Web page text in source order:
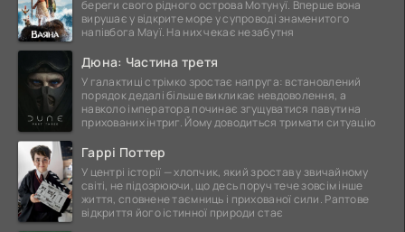
береги свого рідного острова Мотунуї. Вперше вона
вирушає у відкрите море у супроводі знаменитого
напівбога Мауї. На них чекає незабутня
Дюна: Частина третя
У галактиці стрімко зростає напруга: встановлений
порядок дедалі більше викликає невдоволення, а
навколо імператора починає згущуватися павутина
прихованих інтриг. Йому доводиться тримати ситуацію
Гаррі Поттер
У центрі історії — хлопчик, який зростав у звичайному
світі, не підозрюючи, що десь поруч тече зовсім інше
життя, сповнене таємниць і прихованої сили. Раптове
відкриття його істинної природи стає